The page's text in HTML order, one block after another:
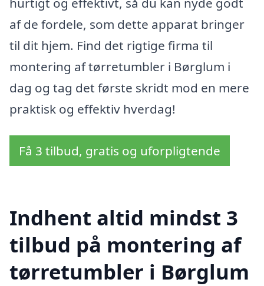
af de fordele, som dette apparat bringer
til dit hjem. Find det rigtige firma til
montering af tørretumbler i Børglum i
dag og tag det første skridt mod en mere
praktisk og effektiv hverdag!
Få 3 tilbud, gratis og uforpligtende
Indhent altid mindst 3
tilbud på montering af
tørretumbler i Børglum